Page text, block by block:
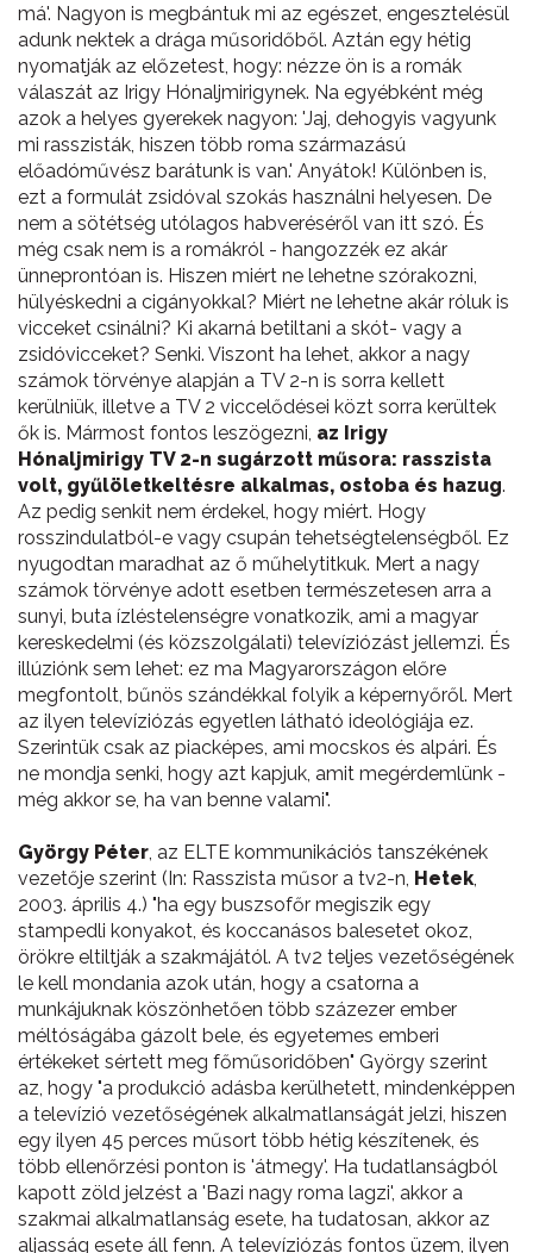
má'. Nagyon is megbántuk mi az egészet, engesztelésül
adunk nektek a drága műsoridőből. Aztán egy hétig
nyomatják az előzetest, hogy: nézze ön is a romák
válaszát az Irigy Hónaljmirigynek. Na egyébként még
azok a helyes gyerekek nagyon: 'Jaj, dehogyis vagyunk
mi rasszisták, hiszen több roma származású
előadóművész barátunk is van.' Anyátok! Különben is,
ezt a formulát zsidóval szokás használni helyesen. De
nem a sötétség utólagos habveréséről van itt szó. És
még csak nem is a romákról - hangozzék ez akár
ünneprontóan is. Hiszen miért ne lehetne szórakozni,
hülyéskedni a cigányokkal? Miért ne lehetne akár róluk is
vicceket csinálni? Ki akarná betiltani a skót- vagy a
zsidóvicceket? Senki. Viszont ha lehet, akkor a nagy
számok törvénye alapján a TV 2-n is sorra kellett
kerülniük, illetve a TV 2 viccelődései közt sorra kerültek
ők is. Mármost fontos leszögezni, az Irigy
Hónaljmirigy TV 2-n sugárzott műsora: rasszista
volt, gyűlöletkeltésre alkalmas, ostoba és hazug.
Az pedig senkit nem érdekel, hogy miért. Hogy
rosszindulatból-e vagy csupán tehetségtelenségből. Ez
nyugodtan maradhat az ő műhelytitkuk. Mert a nagy
számok törvénye adott esetben természetesen arra a
sunyi, buta ízléstelenségre vonatkozik, ami a magyar
kereskedelmi (és közszolgálati) televíziózást jellemzi. És
illúziónk sem lehet: ez ma Magyarországon előre
megfontolt, bűnös szándékkal folyik a képernyőről. Mert
az ilyen televíziózás egyetlen látható ideológiája ez.
Szerintük csak az piacképes, ami mocskos és alpári. És
ne mondja senki, hogy azt kapjuk, amit megérdemlünk -
még akkor se, ha van benne valami".
György Péter, az ELTE kommunikációs tanszékének
vezetője szerint (In: Rasszista műsor a tv2-n, Hetek,
2003. április 4.) "ha egy buszsofőr megiszik egy
stampedli konyakot, és koccanásos balesetet okoz,
örökre eltiltják a szakmájától. A tv2 teljes vezetőségének
le kell mondania azok után, hogy a csatorna a
munkájuknak köszönhetően több százezer ember
méltóságába gázolt bele, és egyetemes emberi
értékeket sértett meg főműsoridőben" György szerint
az, hogy "a produkció adásba kerülhetett, mindenképpen
a televízió vezetőségének alkalmatlanságát jelzi, hiszen
egy ilyen 45 perces műsort több hétig készítenek, és
több ellenőrzési ponton is 'átmegy'. Ha tudatlanságból
kapott zöld jelzést a 'Bazi nagy roma lagzi', akkor a
szakmai alkalmatlanság esete, ha tudatosan, akkor az
aljasság esete áll fenn. A televíziózás fontos üzem, ilyen